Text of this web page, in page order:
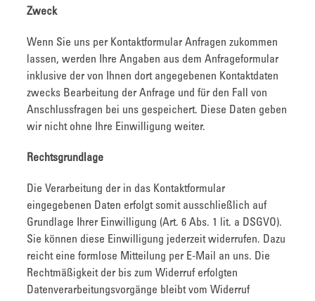
Zweck
Wenn Sie uns per Kontaktformular Anfragen zukommen
lassen, werden Ihre Angaben aus dem Anfrageformular
inklusive der von Ihnen dort angegebenen Kontaktdaten
zwecks Bearbeitung der Anfrage und für den Fall von
Anschlussfragen bei uns gespeichert. Diese Daten geben
wir nicht ohne Ihre Einwilligung weiter.
Rechtsgrundlage
Die Verarbeitung der in das Kontaktformular
eingegebenen Daten erfolgt somit ausschließlich auf
Grundlage Ihrer Einwilligung (Art. 6 Abs. 1 lit. a DSGVO).
Sie können diese Einwilligung jederzeit widerrufen. Dazu
reicht eine formlose Mitteilung per E-Mail an uns. Die
Rechtmäßigkeit der bis zum Widerruf erfolgten
Datenverarbeitungsvorgänge bleibt vom Widerruf